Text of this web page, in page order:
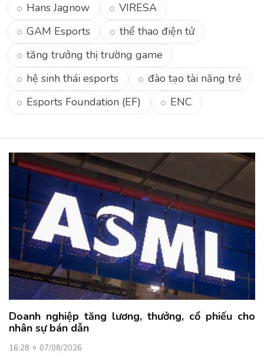
Hans Jagnow
VIRESA
GAM Esports
thể thao điện tử
tăng trưởng thị trường game
hệ sinh thái esports
đào tạo tài năng trẻ
Esports Foundation (EF)
ENC
Doanh nghiệp tăng lương, thưởng, cổ phiếu cho
nhân sự bán dẫn
16:28 07/08/2026